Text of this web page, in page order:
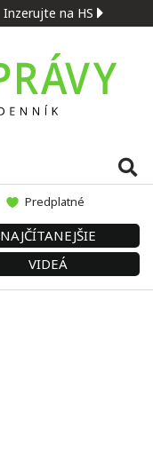
Inzerujte na HS
Predplatné
NAJČÍTANEJŠIE
VIDEÁ